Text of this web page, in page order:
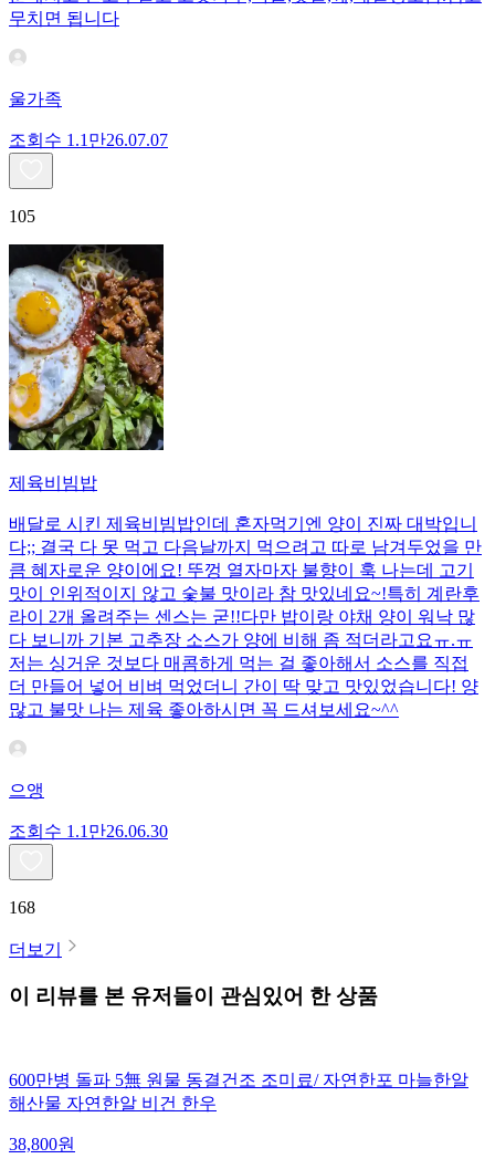
무치면 됩니다
울가족
조회수 1.1만26.07.07
105
제육비빔밥
배달로 시킨 제육비빔밥인데 혼자먹기엔 양이 진짜 대박입니
다;; 결국 다 못 먹고 다음날까지 먹으려고 따로 남겨두었을 만
큼 혜자로운 양이에요! 뚜껑 열자마자 불향이 훅 나는데 고기
맛이 인위적이지 않고 숯불 맛이라 참 맛있네요~!특히 계란후
라이 2개 올려주는 센스는 굳!! ​다만 밥이랑 야채 양이 워낙 많
다 보니까 기본 고추장 소스가 양에 비해 좀 적더라고요ㅠ.ㅠ
저는 싱거운 것보다 매콤하게 먹는 걸 좋아해서 소스를 직접
더 만들어 넣어 비벼 먹었더니 간이 딱 맞고 맛있었습니다! 양
많고 불맛 나는 제육 좋아하시면 꼭 드셔보세요~^^
으앵
조회수 1.1만26.06.30
168
더보기
이 리뷰를 본 유저들이 관심있어 한 상품
600만병 돌파 5無 원물 동결건조 조미료/ 자연한포 마늘한알
해산물 자연한알 비건 한우
38,800원